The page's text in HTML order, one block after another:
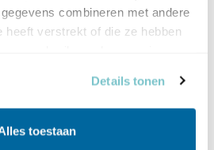
combineren met andere
heeft verstrekt of die ze hebben
Details tonen
toestaan